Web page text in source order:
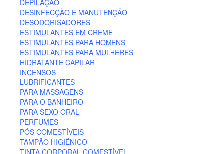
DEPILAÇÃO
DESINFECÇÃO E MANUTENÇÃO
DESODORISADORES
ESTIMULANTES EM CREME
ESTIMULANTES PARA HOMENS
ESTIMULANTES PARA MULHERES
HIDRATANTE CAPILAR
INCENSOS
LUBRIFICANTES
PARA MASSAGENS
PARA O BANHEIRO
PARA SEXO ORAL
PERFUMES
PÓS COMESTÍVEIS
TAMPÃO HIGIÊNICO
TINTA CORPORAL COMESTÍVEL